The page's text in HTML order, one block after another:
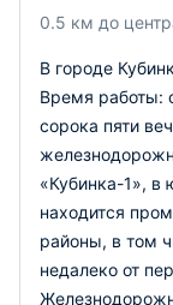
0.5 км до
В городе
Время работы:
сорока пяти
«Кубинка-1»,
находится
районы, в том
недалеко от